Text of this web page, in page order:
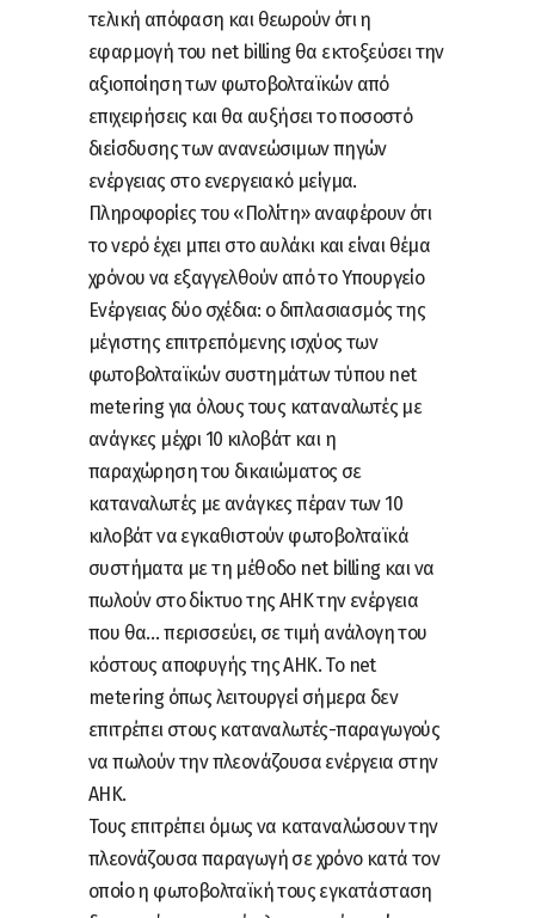
τελική απόφαση και θεωρούν ότι η
εφαρμογή του net billing θα εκτοξεύσει την
αξιοποίηση των φωτοβολταϊκών από
επιχειρήσεις και θα αυξήσει το ποσοστό
διείσδυσης των ανανεώσιμων πηγών
ενέργειας στο ενεργειακό μείγμα.
Πληροφορίες του «Πολίτη» αναφέρουν ότι
το νερό έχει μπει στο αυλάκι και είναι θέμα
χρόνου να εξαγγελθούν από το Υπουργείο
Ενέργειας δύο σχέδια: ο διπλασιασμός της
μέγιστης επιτρεπόμενης ισχύος των
φωτοβολταϊκών συστημάτων τύπου net
metering για όλους τους καταναλωτές με
ανάγκες μέχρι 10 κιλοβάτ και η
παραχώρηση του δικαιώματος σε
καταναλωτές με ανάγκες πέραν των 10
κιλοβάτ να εγκαθιστούν φωτοβολταϊκά
συστήματα με τη μέθοδο net billing και να
πωλούν στο δίκτυο της ΑΗΚ την ενέργεια
που θα… περισσεύει, σε τιμή ανάλογη του
κόστους αποφυγής της ΑΗΚ. Το net
metering όπως λειτουργεί σήμερα δεν
επιτρέπει στους καταναλωτές-παραγωγούς
να πωλούν την πλεονάζουσα ενέργεια στην
ΑΗΚ.
Τους επιτρέπει όμως να καταναλώσουν την
πλεονάζουσα παραγωγή σε χρόνο κατά τον
οποίο η φωτοβολταϊκή τους εγκατάσταση